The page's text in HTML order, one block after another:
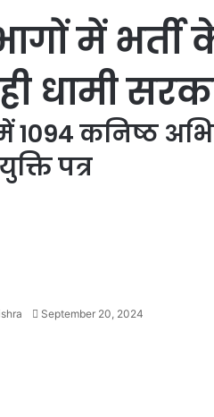
में
धामी
1094 कनिष्ठ
पत्र
September 20, 2024